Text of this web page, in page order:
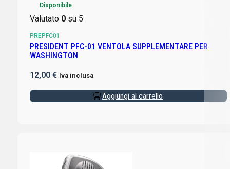
Disponibile
Valutato 0su 5
PREPFC01
PRESIDENT PFC-01 VENTOLA SUPPLEMENTARE PER
WASHINGTON
12,00 € Iva inclusa
Aggiungi al carrello